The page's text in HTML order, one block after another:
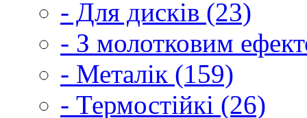
- Для дисків (23)
- З молотковим
- Металік (159)
- Термостійкі (26)